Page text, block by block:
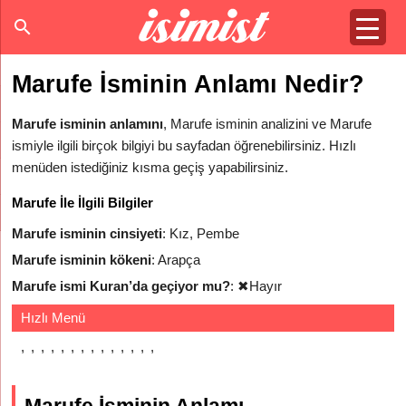
Marufe İsminin Anlamı Nedir?
Marufe isminin anlamını, Marufe isminin analizini ve Marufe
ismiyle ilgili birçok bilgiyi bu sayfadan öğrenebilirsiniz. Hızlı
menüden istediğiniz kısma geçiş yapabilirsiniz.
Marufe İle İlgili Bilgiler
Marufe isminin cinsiyeti: Kız, Pembe
Marufe isminin kökeni: Arapça
Marufe ismi Kuran’da geçiyor mu?: ✖Hayır
Hızlı Menü